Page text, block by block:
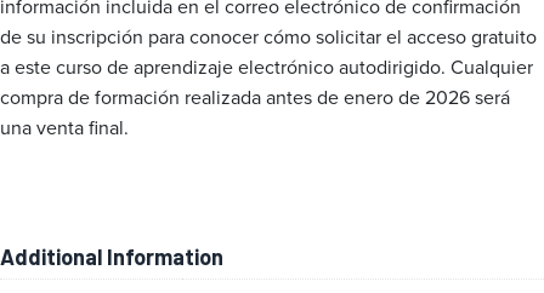
información incluida en el correo electrónico de confirmación
de su inscripción para conocer cómo solicitar el acceso gratuito
a este curso de aprendizaje electrónico autodirigido. Cualquier
compra de formación realizada antes de enero de 2026 será
una venta final.
Additional Information